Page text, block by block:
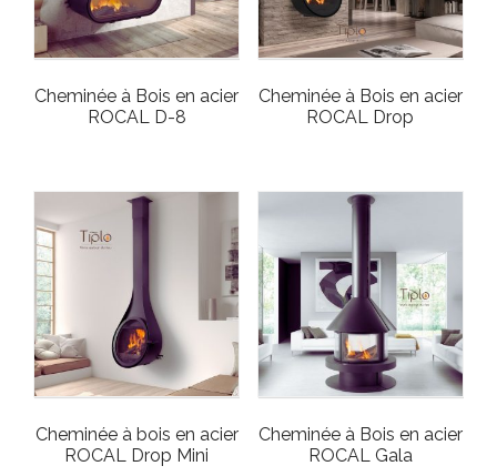
Cheminée à Bois en acier
ROCAL D-8
Cheminée à Bois en acier
ROCAL Drop
Cheminée à bois en acier
ROCAL Drop Mini
Cheminée à Bois en acier
ROCAL Gala